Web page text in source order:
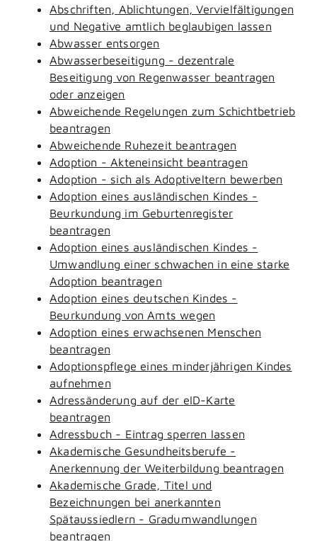
Abschriften, Ablichtungen, Vervielfältigungen
und Negative amtlich beglaubigen lassen
Abwasser entsorgen
Abwasserbeseitigung - dezentrale
Beseitigung von Regenwasser beantragen
oder anzeigen
Abweichende Regelungen zum Schichtbetrieb
beantragen
Abweichende Ruhezeit beantragen
Adoption - Akteneinsicht beantragen
Adoption - sich als Adoptiveltern bewerben
Adoption eines ausländischen Kindes -
Beurkundung im Geburtenregister
beantragen
Adoption eines ausländischen Kindes -
Umwandlung einer schwachen in eine starke
Adoption beantragen
Adoption eines deutschen Kindes -
Beurkundung von Amts wegen
Adoption eines erwachsenen Menschen
beantragen
Adoptionspflege eines minderjährigen Kindes
aufnehmen
Adressänderung auf der eID-Karte
beantragen
Adressbuch - Eintrag sperren lassen
Akademische Gesundheitsberufe -
Anerkennung der Weiterbildung beantragen
Akademische Grade, Titel und
Bezeichnungen bei anerkannten
Spätaussiedlern - Gradumwandlungen
beantragen